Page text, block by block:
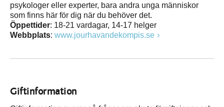
psykologer eller experter, bara andra unga människor
som finns här för dig när du behöver det.
Öppettider: 18-21 vardagar, 14-17 helger
Webbplats: www.jourhavandekompis.se
Giftinformation